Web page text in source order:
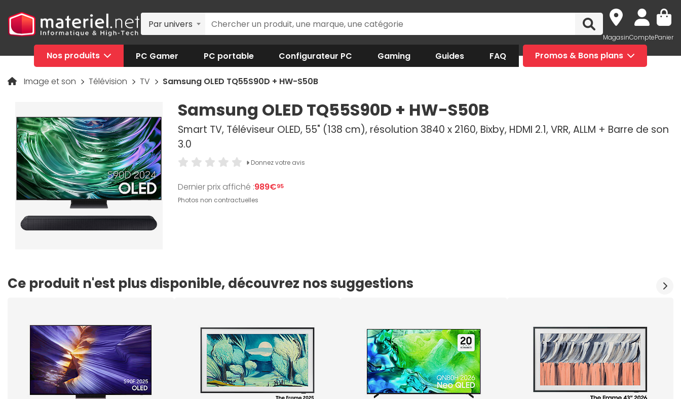
Par univers
MagasinComptePanier
Nos produits PC Gamer PC portable Configurateur PC Gaming Guides FAQ Promos & Bons plans
Image et son Télévision TV Samsung OLED TQ55S90D + HW-S50B
Samsung OLED TQ55S90D + HW-S50B
Smart TV, Téléviseur OLED, 55" (138 cm), résolution 3840 x 2160, Bixby, HDMI 2.1, VRR, ALLM + Barre de son
3.0
Donnez votre avis
Dernier prix affiché :989€95
Photos non contractuelles
Ce produit n'est plus disponible, découvrez nos suggestions